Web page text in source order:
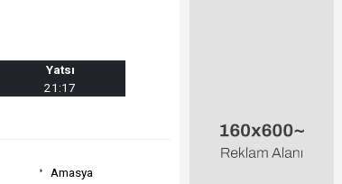
Yatsı
21:17
Amasya